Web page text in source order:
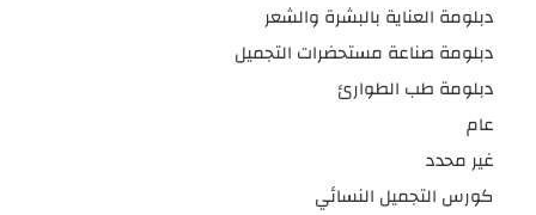
دبلومة العناية بالبشرة والشعر
دبلومة صناعة مستحضرات التجميل
دبلومة طب الطوارئ
عام
غير محدد
كورس التجميل النسائي